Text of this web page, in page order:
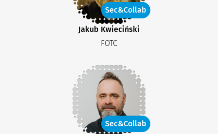
Sec&Collab
Jakub Kwieciński
FOTC
Sec&Collab